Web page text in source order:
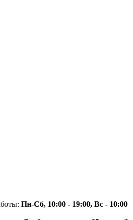
Пн-Сб, 10:00 - 19:00, Вс - 10:00